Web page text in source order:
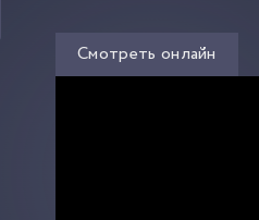
Смотреть онлайн